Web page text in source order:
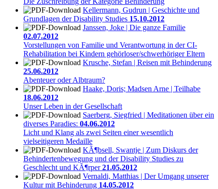
Kellermann, Gudrun | Geschichte und
Grundlagen der Disability Studies 15.10.2012
Janssen, Joke | Die ganze Familie
02.07.2012
Vorstellungen von Familie und Verantwortung in der CI-
Rehabilitation bei Kindern gehörloser/schwerhöriger Eltern
Krusche, Stefan | Reisen mit Behinderung
25.06.2012
Abenteuer oder Albtraum?
Haake, Doris; Madsen Arne | Teilhabe
18.06.2012
Unser Leben in der Gesellschaft
Saerberg, Siegfried | Meditationen über ein
diverses Paradies: 04.06.2012
Licht und Klang als zwei Seiten einer wesentlich
vielseitigeren Medaille
KÃ¶bsell, Swantje | Zum Diskurs der
Behindertenbewegung und der Disability Studies zu
Geschlecht und KÃ¶rper21.05.2012
Vernaldi, Matthias | Der Umgang unserer
Kultur mit Behinderung 14.05.2012